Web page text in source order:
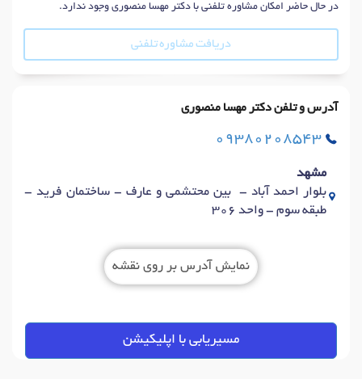
در حال حاضر امکان مشاوره تلفنی با دکتر مهسا منصوری وجود ندارد.
دریافت مشاوره تلفنی
آدرس و تلفن دکتر مهسا منصوری
09380208543
مشهد
بلوار احمد آباد - بین محتشمی و عارف - ساختمان فرید -
طبقه سوم - واحد 306
نمایش آدرس بر روی نقشه
مسیریابی با اپلیکیشن